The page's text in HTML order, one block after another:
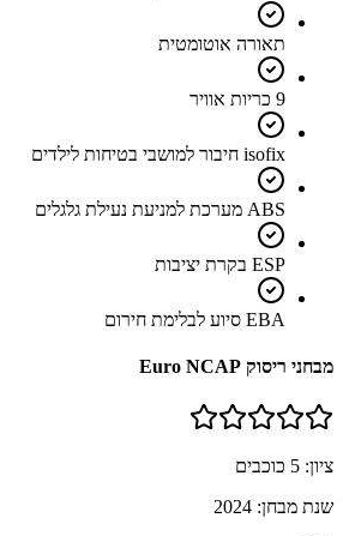
תאורה אוטומטית
9 כריות אוויר
isofix חיבור למושבי בטיחות לילדים
ABS מערכת למניעת נעילת גלגלים
ESP בקרת יציבות
EBA סיוע לבלימת חירום
מבחני ריסוק Euro NCAP
ציון: 5 כוכבים
שנת מבחן: 2024